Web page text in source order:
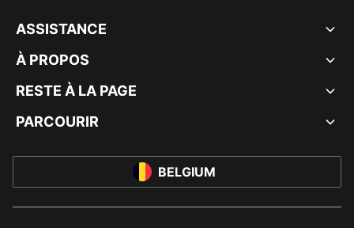
ASSISTANCE
À PROPOS
RESTE À LA PAGE
PARCOURIR
BELGIUM